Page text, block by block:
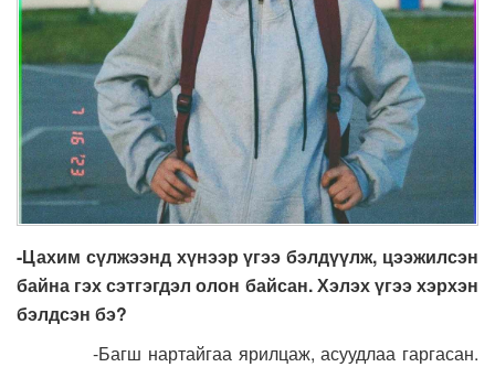
-Цахим сүлжээнд хүнээр үгээ бэлдүүлж, цээжилсэн
байна гэх сэтгэгдэл олон байсан. Хэлэх үгээ хэрхэн
бэлдсэн бэ?
-Багш нартайгаа ярилцаж, асуудлаа гаргасан.